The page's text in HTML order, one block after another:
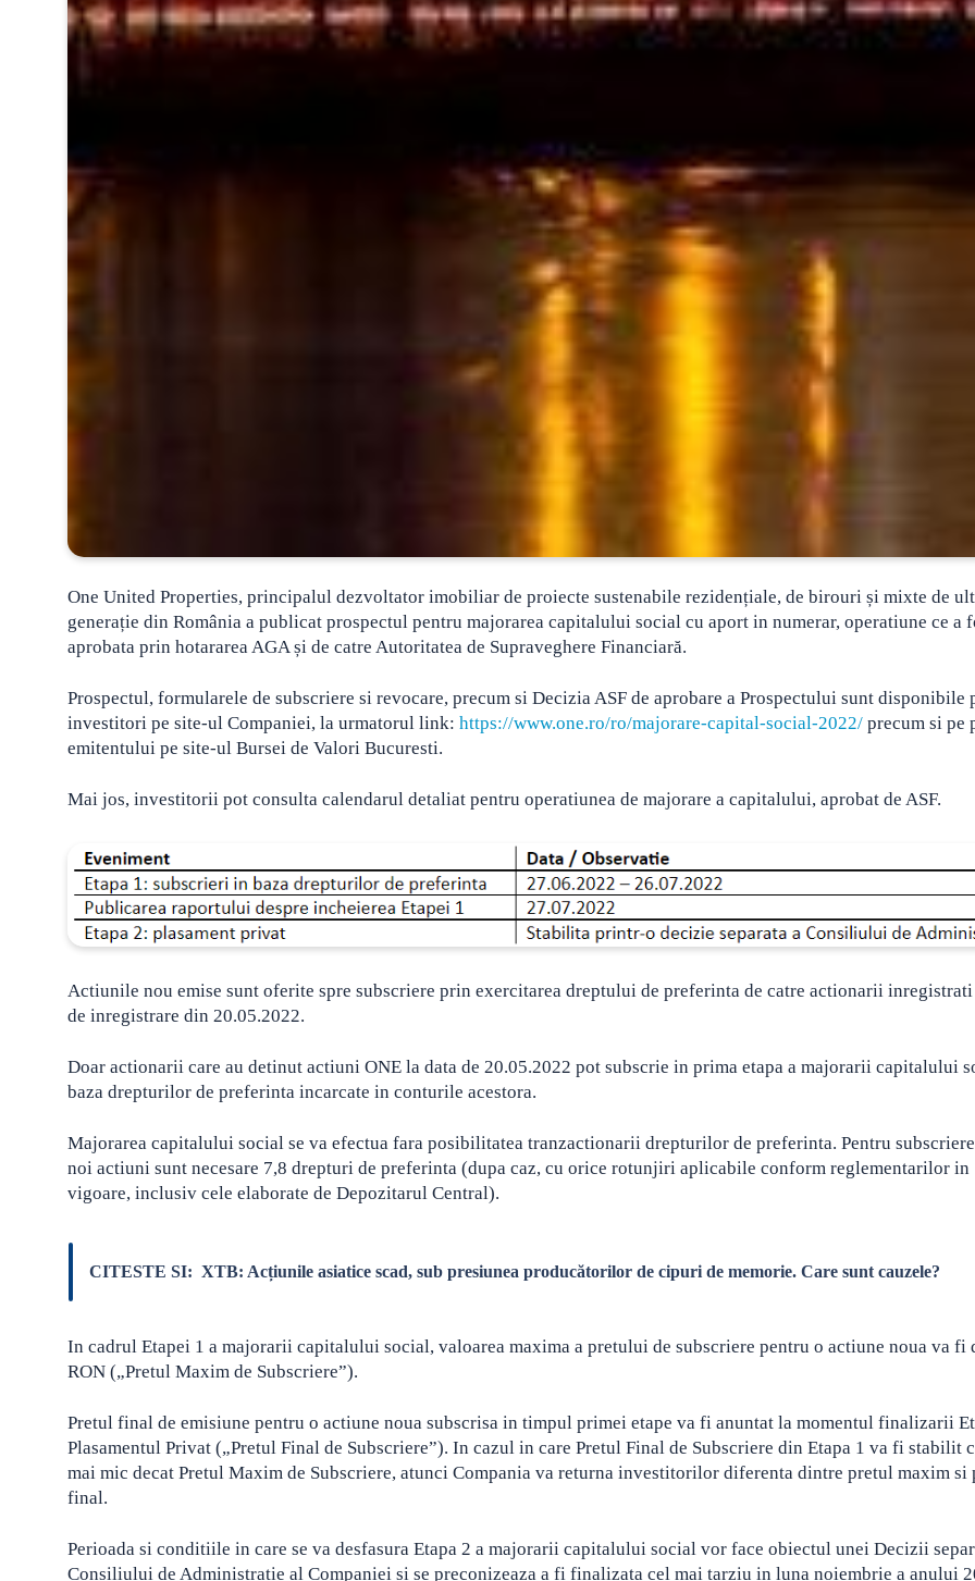
One United Properties, principalul dezvoltator imobiliar de proiecte sustenabile rezidențiale, de birouri și mixte de
generație din România a publicat prospectul pentru majorarea capitalului social cu aport in numerar, operatiune ce a
aprobata prin hotararea AGA și de catre Autoritatea de Supraveghere Financiară.
Prospectul, formularele de subscriere si revocare, precum si Decizia ASF de aprobare a Prospectului sunt disponibile
investitori pe site-ul Companiei, la urmatorul link: https://www.one.ro/ro/majorare-capital-social-2022/ precum si pe
emitentului pe site-ul Bursei de Valori Bucuresti.
Mai jos, investitorii pot consulta calendarul detaliat pentru operatiunea de majorare a capitalului, aprobat de ASF.
Actiunile nou emise sunt oferite spre subscriere prin exercitarea dreptului de preferinta de catre actionarii
de inregistrare din 20.05.2022.
Doar actionarii care au detinut actiuni ONE la data de 20.05.2022 pot subscrie in prima etapa a majorarii capitalului
baza drepturilor de preferinta incarcate in conturile acestora.
Majorarea capitalului social se va efectua fara posibilitatea tranzactionarii drepturilor de preferinta. Pentru
noi actiuni sunt necesare 7,8 drepturi de preferinta (dupa caz, cu orice rotunjiri aplicabile conform reglementarilor in
vigoare, inclusiv cele elaborate de Depozitarul Central).
CITESTE SI: XTB: Acțiunile asiatice scad, sub presiunea producătorilor de cipuri de memorie. Care sunt cauzele?
In cadrul Etapei 1 a majorarii capitalului social, valoarea maxima a pretului de subscriere pentru o actiune noua va fi
RON („Pretul Maxim de Subscriere”).
Pretul final de emisiune pentru o actiune noua subscrisa in timpul primei etape va fi anuntat la momentul finalizarii
Plasamentul Privat („Pretul Final de Subscriere”). In cazul in care Pretul Final de Subscriere din Etapa 1 va fi stabilit
mai mic decat Pretul Maxim de Subscriere, atunci Compania va returna investitorilor diferenta dintre pretul maxim si
final.
Perioada si conditiile in care se va desfasura Etapa 2 a majorarii capitalului social vor face obiectul unei Decizii
Consiliului de Administratie al Companiei si se preconizeaza a fi finalizata cel mai tarziu in luna noiembrie a anului